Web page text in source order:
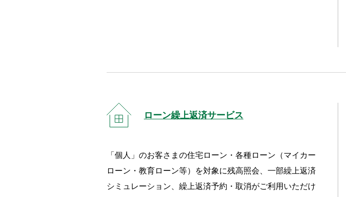
ローン繰上返済サービス
「個人」のお客さまの住宅ローン・各種ローン（マイカー
ローン・教育ローン等）を対象に残高照会、一部繰上返済
シミュレーション、繰上返済予約・取消がご利用いただけ